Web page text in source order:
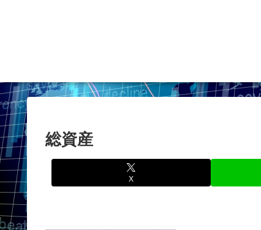
総資産
X